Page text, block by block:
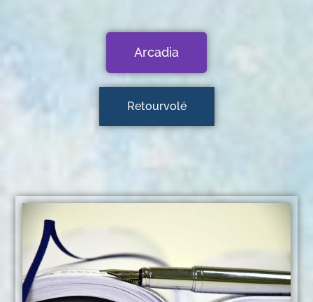
Arcadia
Retourvolé